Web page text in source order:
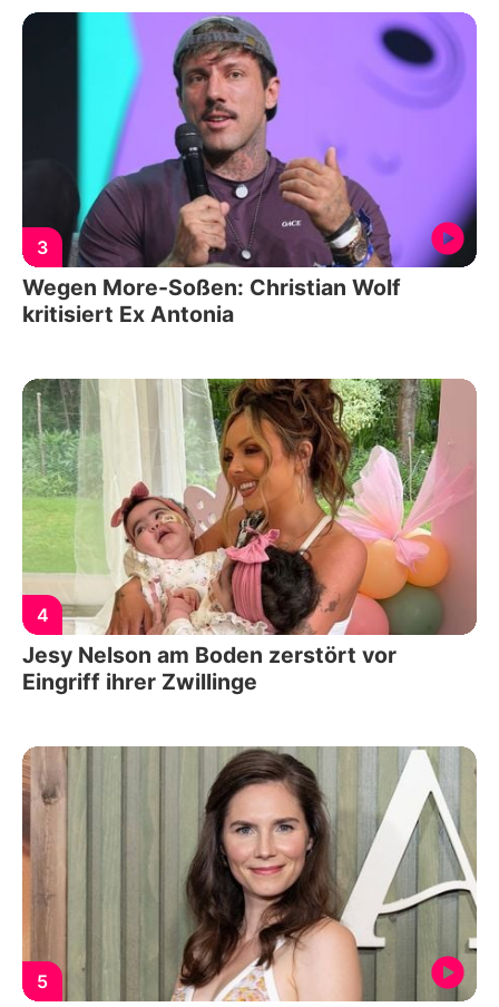
3
Wegen More-Soßen: Christian Wolf
kritisiert Ex Antonia
4
Jesy Nelson am Boden zerstört vor
Eingriff ihrer Zwillinge
5